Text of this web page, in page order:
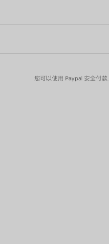
物为准
您可以使用 Paypal 安全付款.